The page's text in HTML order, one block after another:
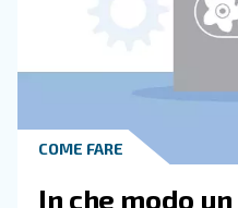
Leggi gli